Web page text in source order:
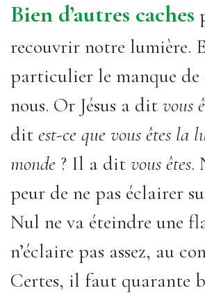
Bien d’autres caches
recouvrir notre lumière.
particulier le manque de
nous. Or Jésus a dit vous
dit est-ce que vous êtes la
monde ? Il a dit vous êtes.
peur de ne pas éclairer
Nul ne va éteindre une
n’éclaire pas assez, au
Certes, il faut quarante